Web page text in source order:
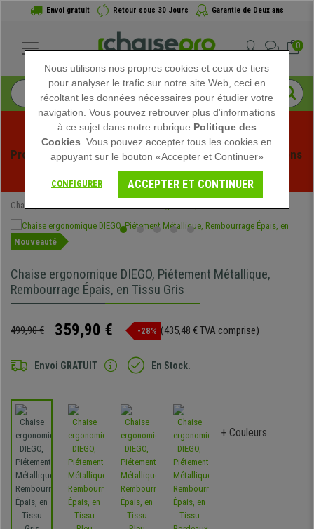
Envoi gratuit Retour sous 30 Jours Garantie de Deux ans
0
Profitez des soldes d'été chez Chaisepro ! Des réductions
exclusives pour une durée limitée - Voir l'offre
Chaisepro
Nouveauté
Chaise ergonomique DIEGO, Piétement Métallique,
Rembourrage Épais, en Tissu Gris
499,90 € 359,90 € -28% (435,48 € TVA comprise)
Envoi GRATUIT En Stock.
+ Couleurs
Nous utilisons nos propres cookies et ceux de tiers
pour analyser le trafic sur notre site Web, ceci en
récoltant les données nécessaires pour étudier votre
navigation. Vous pouvez retrouver plus d'informations
à ce sujet dans notre rubrique Politique des
Cookies . Vous pouvez accepter tous les cookies en
appuyant sur le bouton «Accepter et Continuer»
CONFIGURER ACCEPTER ET CONTINUER